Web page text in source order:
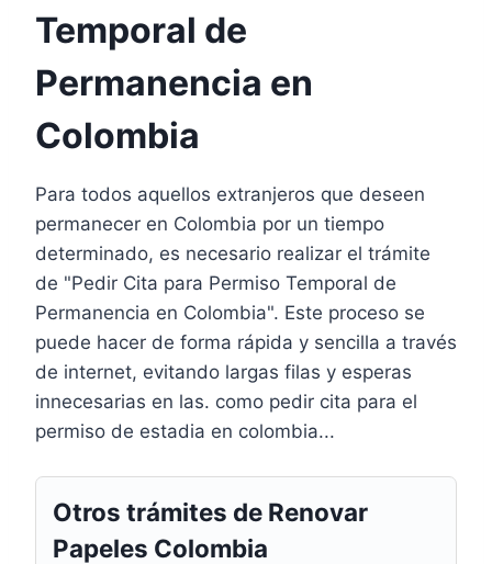
Temporal de
Permanencia en
Colombia
Para todos aquellos extranjeros que deseen
permanecer en Colombia por un tiempo
determinado, es necesario realizar el trámite
de "Pedir Cita para Permiso Temporal de
Permanencia en Colombia". Este proceso se
puede hacer de forma rápida y sencilla a través
de internet, evitando largas filas y esperas
innecesarias en las. como pedir cita para el
permiso de estadia en colombia...
Otros trámites de Renovar
Papeles Colombia